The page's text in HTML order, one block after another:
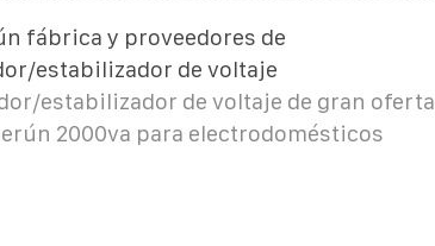
fábrica y proveedores de
estabilizador de voltaje
estabilizador de voltaje de gran oferta
2000va para electrodomésticos